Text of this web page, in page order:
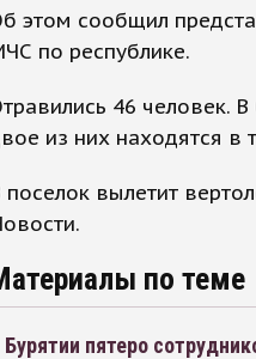
этом сообщил
по республике.
46 человек.
из них находятся в
поселок вылетит
по теме
Бурятии пятеро